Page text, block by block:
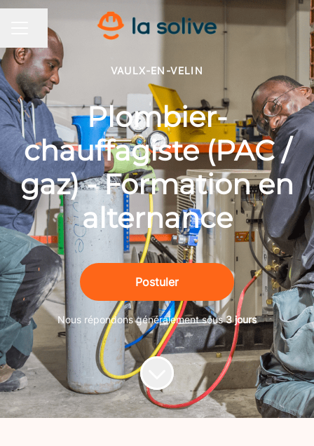
MENU CARRIÈRE
Partager la page
VAULX-EN-VELIN
Plombier-
chauffagiste (PAC /
gaz) - Formation en
alternance
Postuler
Nous répondons généralement sous3 jours